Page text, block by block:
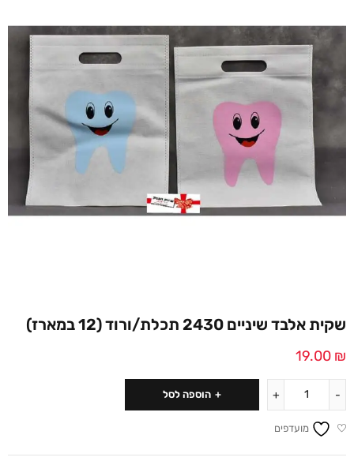
שקית אלבד שיניים 2430 תכלת/ורוד (12 במארז)
19.00 ₪
הוספה לסל
מועדפים